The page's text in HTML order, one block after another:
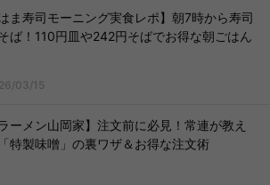
はま寿司モーニング実食レポ】朝7時から寿司
ば！110円皿や242円そばでお得な朝ごはん
03/15
ラーメン山岡家】注文前に必見！常連が教え
特製味噌」の裏ワザ＆お得な注文術